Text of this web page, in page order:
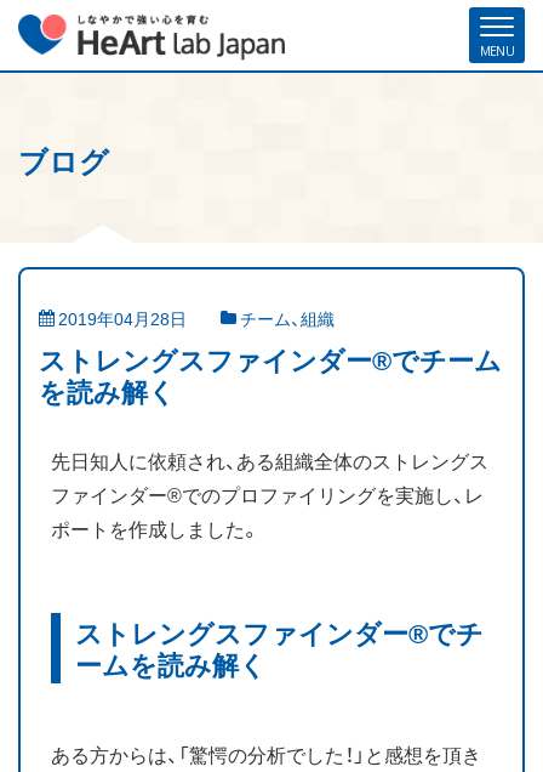
ホーム
クリフトンストレングス®（ストレングスファインダー®）
ストレングスコーチング／セミナー
研修・人材育成／組織開発支援
コーチ紹介
お客様の声
ブログ
2019年04月28日 チーム、組織
ストレングスファインダー®でチーム
を読み解く
先日知人に依頼され、ある組織全体のストレングス
ファインダー®でのプロファイリングを実施し、レ
ポートを作成しました。
ストレングスファインダー®でチ
ームを読み解く
ある方からは、「驚愕の分析でした！」と感想を頂き